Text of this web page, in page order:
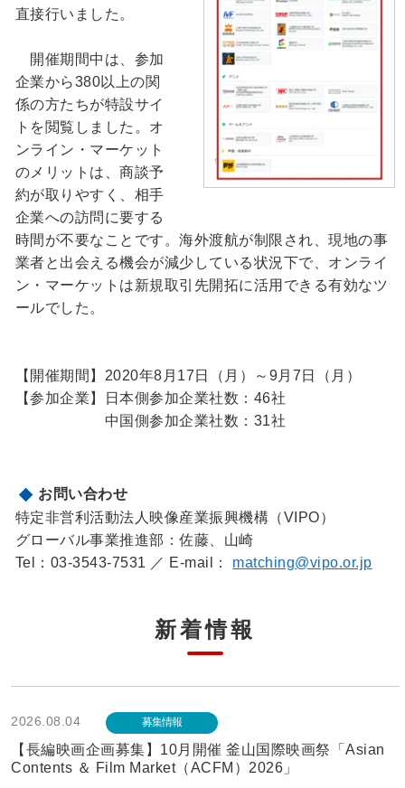
直接行いました。
開催期間中は、参加
企業から380以上の関
係の方たちが特設サイ
トを閲覧しました。オ
ンライン・マーケット
のメリットは、商談予
約が取りやすく、相手
企業への訪問に要する
時間が不要なことです。海外渡航が制限され、現地の事
業者と出会える機会が減少している状況下で、オンライ
ン・マーケットは新規取引先開拓に活用できる有効なツ
ールでした。
【開催期間】2020年8月17日（月）～9月7日（月）
【参加企業】日本側参加企業社数：46社
中国側参加企業社数：31社
お問い合わせ
特定非営利活動法人映像産業振興機構（VIPO）
グローバル事業推進部：佐藤、山崎
Tel：03-3543-7531 ／ E-mail： matching@vipo.or.jp
新着情報
2026.08.04 募集情報
【長編映画企画募集】10月開催 釜山国際映画祭「Asian
Contents ＆ Film Market（ACFM）2026」